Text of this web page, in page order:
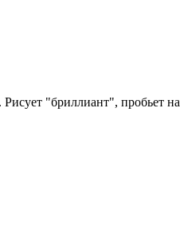
"бриллиант", пробьет